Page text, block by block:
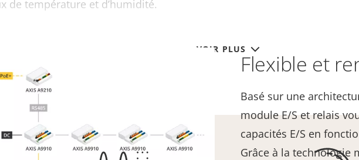
VOIR PLUS
de température et d’humidité.
Flexible et
Basé sur une
module E/S et relais
capacités E/S en
Grâce à la